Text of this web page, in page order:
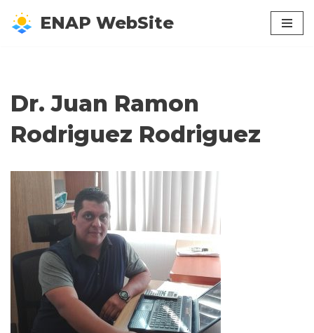
Saltar
ENAP WebSite
Dr. Juan Ramon
Rodriguez Rodriguez